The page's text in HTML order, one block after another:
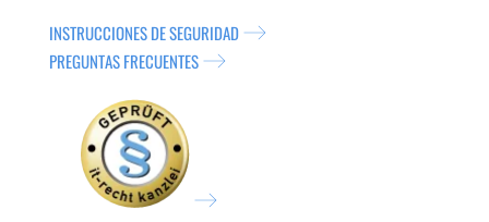
INSTRUCCIONES DE SEGURIDAD
PREGUNTAS FRECUENTES